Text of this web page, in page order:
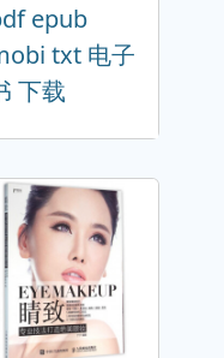
epub
txt 电子
下载